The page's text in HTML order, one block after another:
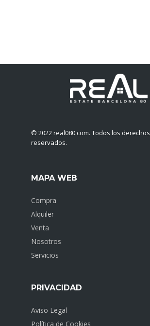
© 2022 ​real080.com. Todos los derechos
reservados.
MAPA WEB
Compra
Alquiler
Venta
Nosotros
Servicios
PRIVACIDAD
Aviso Legal
Política de Cookies